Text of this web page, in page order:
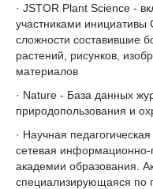
· JSTOR Plant Science -
участниками
сложности составившие
растений, рисунков,
материалов
· Nature - База данных
природопользования и
· Научная
сетевая информационно-
академии образования.
специализирующаяся по